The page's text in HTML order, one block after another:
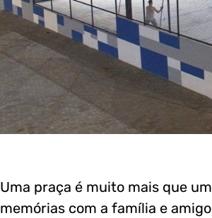
Uma praça é muito mais que
memórias com a família e